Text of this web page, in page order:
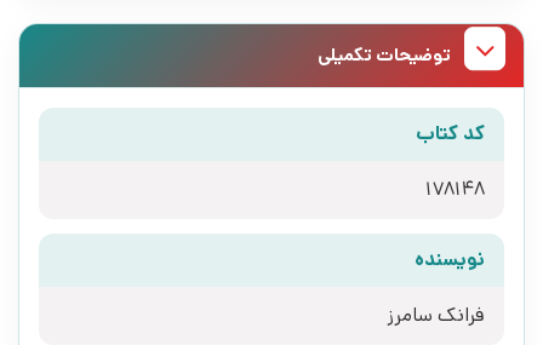
توضیحات تکمیلی
کد کتاب
178148
نویسنده
فرانک سامرز